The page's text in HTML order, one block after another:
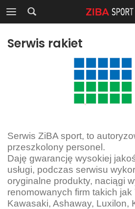
Serwis rakiet
Serwis ZiBA sport, to
przeszkolony personel.
Daję gwarancję wysokiej
usługi, podczas serwisu
oryginalne produkty, naciągi
renomowanych firm takich jak
Kawasaki, Ashaway, Luxilon,